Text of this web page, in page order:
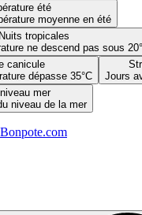
été
moyenne en été
Nuits tropicales
ne descend pas sous
canicule
dépasse 35°C
Jours
mer
niveau de la mer
Bonpote.com